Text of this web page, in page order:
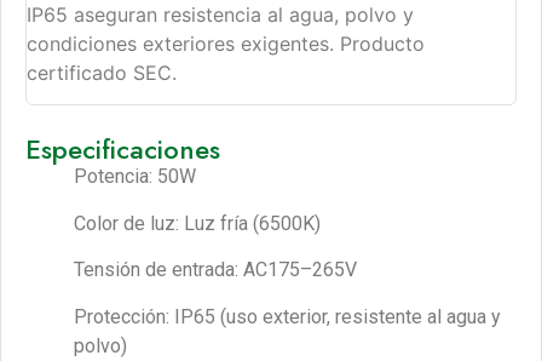
IP65 aseguran resistencia al agua, polvo y
condiciones exteriores exigentes. Producto
certificado SEC.
Especificaciones
Potencia: 50W
Color de luz: Luz fría (6500K)
Tensión de entrada: AC175–265V
Protección: IP65 (uso exterior, resistente al agua y
polvo)